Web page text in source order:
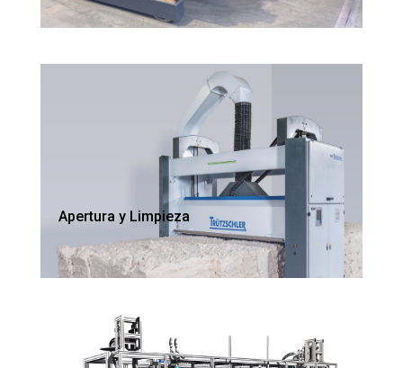
Apertura y Limpieza